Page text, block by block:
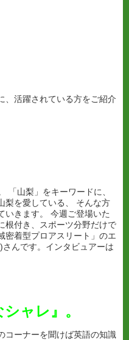
、活躍されている方をご紹介
「山梨」をキーワードに、
梨を愛している、 そんな方
いきます。 今週ご登場いた
根付き、スポーツ分野だけで
密着型プロアスリート」のエ
んです。インタビュアーは
シャレ』。
コーナーを聞けば英語の知識